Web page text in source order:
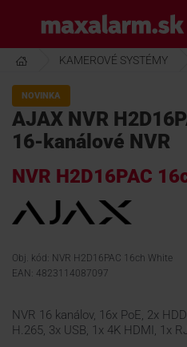
hlavnému
obsahu
www.maxalarm.sk
AKCIA MESIACA
PRODUKTY
PODPORA
KAMEROVÉ SYSTÉMY
NOVINKA
AJAX NVR
16-kanálové NVR
NVR H2D16PAC
Obj. kód: NVR H2D16PAC 16ch White
EAN: 4823114087097
NVR 16 kanálov, 16x PoE, 2x
H.265, 3x USB, 1x 4K HDMI, 1x